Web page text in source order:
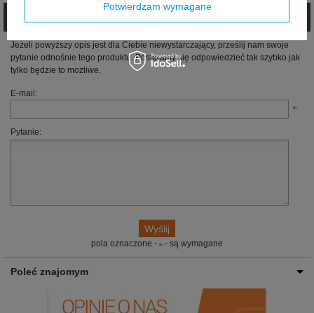
Jeżeli powyższy opis jest dla Ciebie niewystarczający, prześlij nam swoje
pytanie odnośnie tego produktu. Postaramy się odpowiedzieć tak szybko jak
tylko będzie to możliwe.
E-mail:
Pytanie:
pola oznaczone - - są wymagane
Poleć znajomym
Potwierdzam wymagane